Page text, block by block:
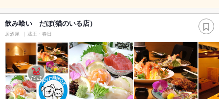
飲み喰い だぼ(猫のいる店）
居酒屋 蔵王・春日